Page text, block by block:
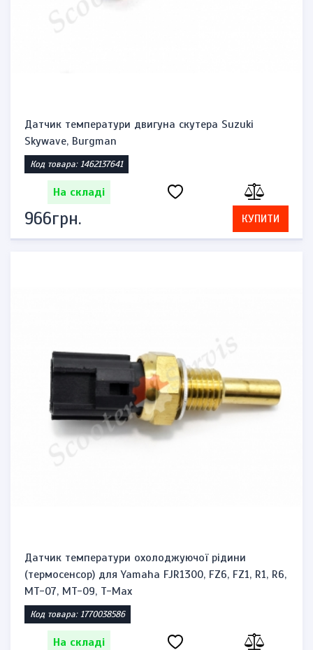
Датчик температури двигуна скутера Suzuki
Skywave, Burgman
Код товара: 1462137641
На складі
966грн. КУПИТИ
Датчик температури охолоджуючої рідини
(термосенсор) для Yamaha FJR1300, FZ6, FZ1, R1, R6,
MT-07, MT-09, T-Max
Код товара: 1770038586
На складі